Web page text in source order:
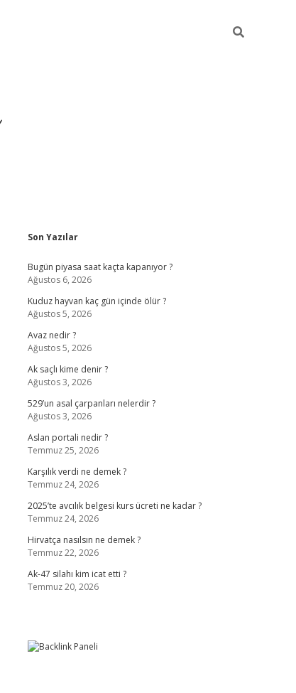
Sidebar
Son Yazılar
Bugün piyasa saat kaçta kapanıyor ?
Ağustos 6, 2026
Kuduz hayvan kaç gün içinde ölür ?
Ağustos 5, 2026
Avaz nedir ?
Ağustos 5, 2026
Ak saçlı kime denir ?
Ağustos 3, 2026
529’un asal çarpanları nelerdir ?
Ağustos 3, 2026
Aslan portali nedir ?
Temmuz 25, 2026
Karşılık verdi ne demek ?
Temmuz 24, 2026
2025’te avcılık belgesi kurs ücreti ne kadar ?
Temmuz 24, 2026
Hirvatça nasılsın ne demek ?
Temmuz 22, 2026
Ak-47 silahı kim icat etti ?
Temmuz 20, 2026